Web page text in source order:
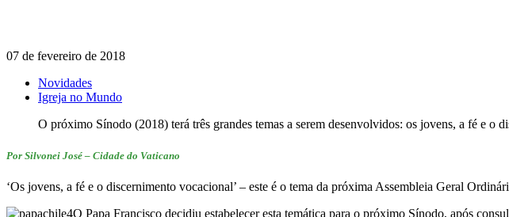
07 de fevereiro de 2018
Novidades
Igreja no Mundo
O próximo Sínodo (2018) terá três grandes temas a serem desenvolvidos: os jovens, a fé e o
Por Silvonei José – Cidade do Vaticano
‘Os jovens, a fé e o discernimento vocacional’ – este é o tema da próxima Assembleia Geral
O Papa Francisco decidiu estabelecer esta temática para o próximo Sínodo, após